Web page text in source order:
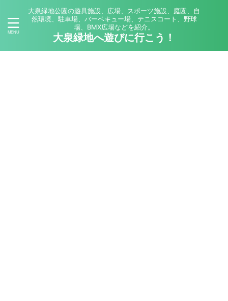
大泉緑地公園の遊具施設、広場、スポーツ施設、庭園、自
然環境、駐車場、バーベキュー場、テニスコート、野球
場、BMX広場などを紹介。
大泉緑地へ遊びに行こう！